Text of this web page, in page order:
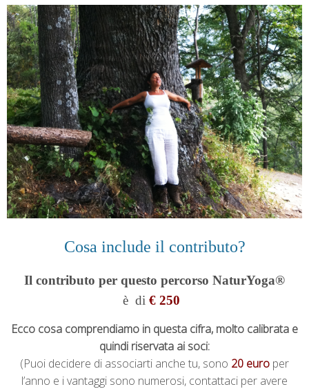
Cosa include il contributo?
Il contributo per questo percorso NaturYoga®
è di € 250
Ecco cosa comprendiamo in questa cifra, molto calibrata e
quindi riservata ai soci:
(Puoi decidere di associarti anche tu, sono 20 euro per
l’anno e i vantaggi sono numerosi, contattaci per avere